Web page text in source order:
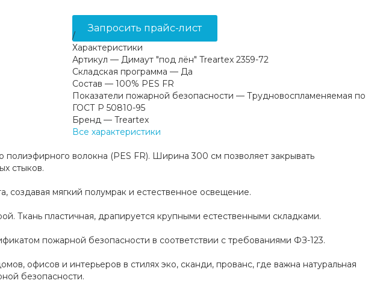
Запросить прайс-лист
/
Характеристики
Артикул — Димаут "под лён" Treartex 2359-72
Складская программа — Да
Состав — 100% PES FR
Показатели пожарной безопасности — Трудновоспламеняемая по
ГОСТ Р 50810-95
Бренд — Treartex
Все характеристики
полиэфирного волокна (PES FR). Ширина 300 см позволяет закрывать
стыков.
создавая мягкий полумрак и естественное освещение.
Ткань пластичная, драпируется крупными естественными складками.
пожарной безопасности в соответствии с требованиями ФЗ-123.
офисов и интерьеров в стилях эко, сканди, прованс, где важна натуральная
безопасности.